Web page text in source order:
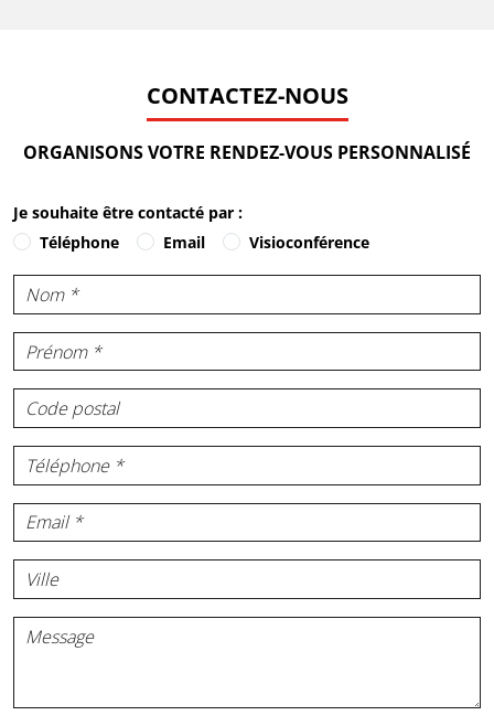
CONTACTEZ-NOUS
ORGANISONS VOTRE RENDEZ-VOUS PERSONNALISÉ
Je souhaite être contacté par :
Téléphone
Email Visioconférence